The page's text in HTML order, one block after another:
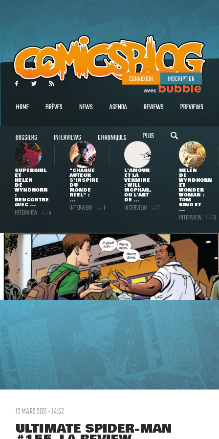
CONNEXION INSCRIPTION
HOME BRÈVES NEWS AGENDA REVIEWS PREVIEWS
DOSSIERS INTERVIEWS CHRONIQUES PLUS
SUPERGIRL
ET
HELEN
DE
WYNDHORN
:
RENCONTRE
AVEC ...
INTERVIEW 4
"CHAQUE
AUTEUR
S'INSPIRE
DU
MONDE
RÉEL" :
...
INTERVIEW 1
L'AMOUR
ET LA
VERMINE
: WILL
MCPHAIL,
OU L'ART
DE ...
INTERVIEW 1
HELEN
DE
WYNDHORN
ET
WONDER
WOMAN :
TOM
KING ET
...
INTERVIEW 3
12 MARS 2011 - 14:52
ULTIMATE SPIDER-MAN